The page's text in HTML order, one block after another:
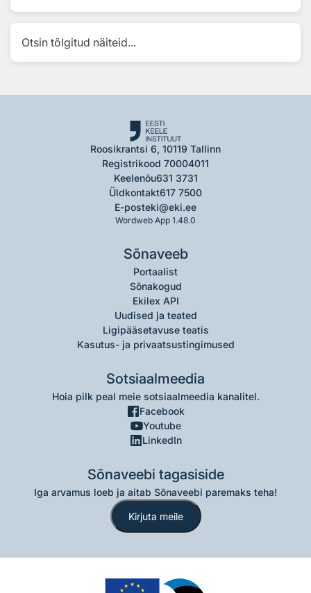
Otsin tõlgitud näiteid...
Roosikrantsi 6, 10119 Tallinn
Registrikood 70004011
Keelenõu631 3731
Üldkontakt617 7500
E-posteki@eki.ee
Wordweb App 1.48.0
Sõnaveeb
Portaalist
Sõnakogud
Ekilex API
Uudised ja teated
Ligipääsetavuse teatis
Kasutus- ja privaatsustingimused
Sotsiaalmeedia
Hoia pilk peal meie sotsiaalmeedia kanalitel.
Facebook
Youtube
LinkedIn
Sõnaveebi tagasiside
Iga arvamus loeb ja aitab Sõnaveebi paremaks teha!
Kirjuta meile